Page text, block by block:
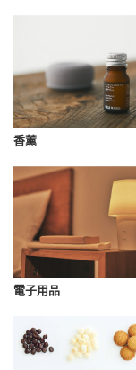
香薰
電子用品